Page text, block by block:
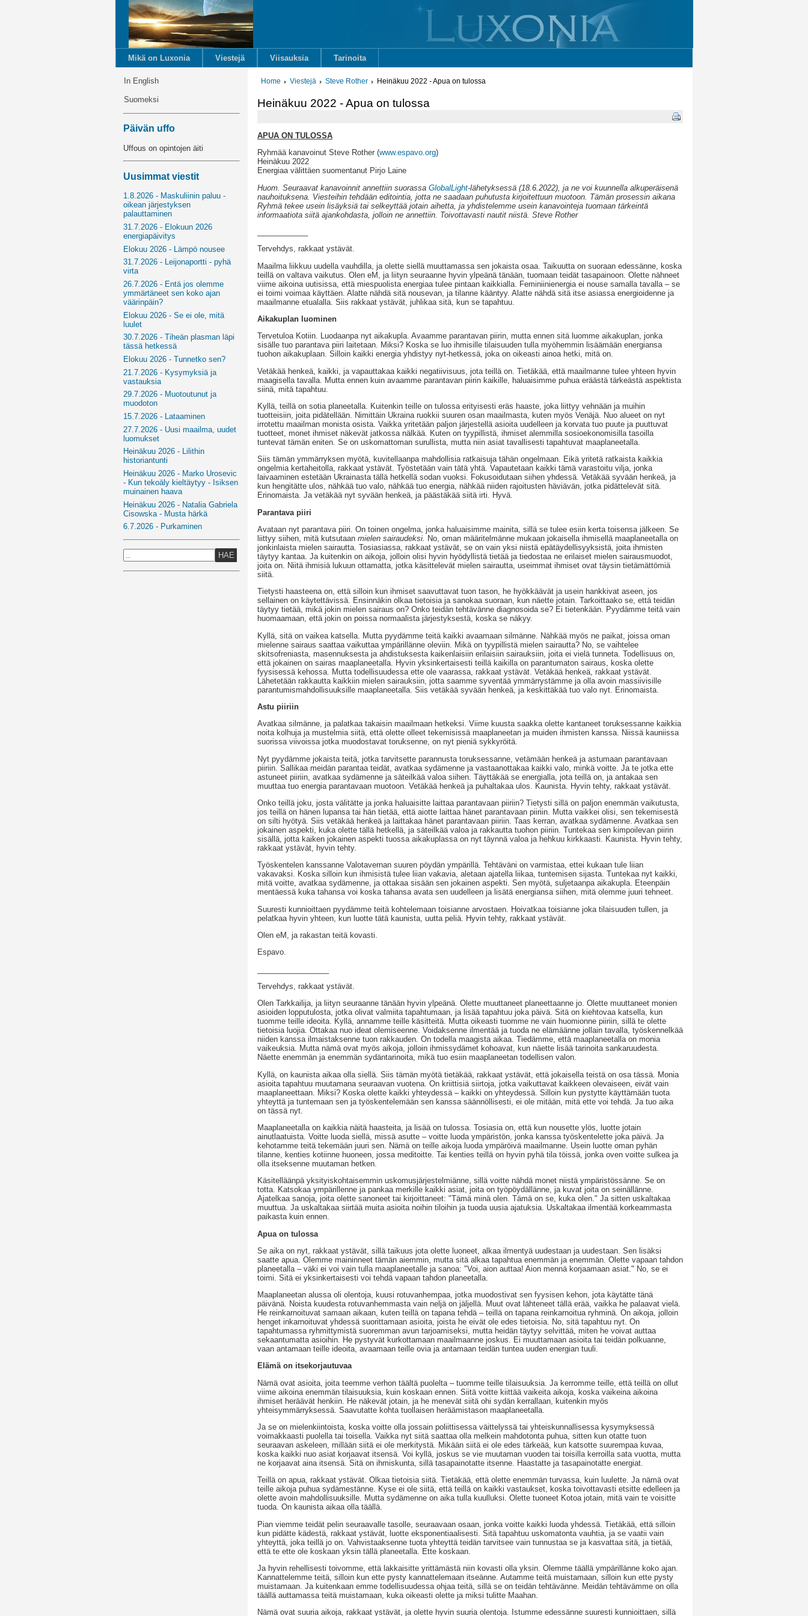
Mikä on Luxonia Viestejä Viisauksia Tarinoita
In English
Suomeksi
Päivän uffo
Uffous on opintojen äiti
Uusimmat viestit
1.8.2026 - Maskuliinin paluu -
oikean järjestyksen
palauttaminen
31.7.2026 - Elokuun 2026
energiapäivitys
Elokuu 2026 - Lämpö nousee
31.7.2026 - Leijonaportti - pyhä
virta
26.7.2026 - Entä jos olemme
ymmärtäneet sen koko ajan
väärinpäin?
Elokuu 2026 - Se ei ole, mitä
luulet
30.7.2026 - Tiheän plasman läpi
tässä hetkessä
Elokuu 2026 - Tunnetko sen?
21.7.2026 - Kysymyksiä ja
vastauksia
29.7.2026 - Muotoutunut ja
muodoton
15.7.2026 - Lataaminen
27.7.2026 - Uusi maailma, uudet
luomukset
Heinäkuu 2026 - Lilithin
historiantunti
Heinäkuu 2026 - Marko Urosevic
- Kun tekoäly kieltäytyy - Isiksen
muinainen haava
Heinäkuu 2026 - Natalia Gabriela
Cisowska - Musta härkä
6.7.2026 - Purkaminen
HAE
Home Viestejä Steve Rother Heinäkuu 2022 - Apua on tulossa
Heinäkuu 2022 - Apua on tulossa
APUA ON TULOSSA
Ryhmää kanavoinut Steve Rother (www.espavo.org)
Heinäkuu 2022
Energiaa välittäen suomentanut Pirjo Laine
Huom. Seuraavat kanavoinnit annettiin suorassa GlobalLight-lähetyksessä (18.6.2022), ja ne voi kuunnella alkuperäisenä
nauhoituksena. Viesteihin tehdään editointia, jotta ne saadaan puhutusta kirjoitettuun muotoon. Tämän prosessin aikana
Ryhmä tekee usein lisäyksiä tai selkeyttää jotain aihetta, ja yhdistelemme usein kanavointeja tuomaan tärkeintä
informaatiota siitä ajankohdasta, jolloin ne annettiin. Toivottavasti nautit niistä. Steve Rother
Tervehdys, rakkaat ystävät.
Maailma liikkuu uudella vauhdilla, ja olette siellä muuttamassa sen jokaista osaa. Taikuutta on suoraan edessänne, koska
teillä on valtava vaikutus. Olen eM, ja liityn seuraanne hyvin ylpeänä tänään, tuomaan teidät tasapainoon. Olette nähneet
viime aikoina uutisissa, että miespuolista energiaa tulee pintaan kaikkialla. Feminiinienergia ei nouse samalla tavalla – se
ei toimi voimaa käyttäen. Alatte nähdä sitä nousevan, ja tilanne kääntyy. Alatte nähdä sitä itse asiassa energioidenne ja
maailmanne etualalla. Siis rakkaat ystävät, juhlikaa sitä, kun se tapahtuu.
Aikakuplan luominen
Tervetuloa Kotiin. Luodaanpa nyt aikakupla. Avaamme parantavan piirin, mutta ennen sitä luomme aikakuplan, jonka
sisälle tuo parantava piiri laitetaan. Miksi? Koska se luo ihmisille tilaisuuden tulla myöhemmin lisäämään energiansa
tuohon aikakuplaan. Silloin kaikki energia yhdistyy nyt-hetkessä, joka on oikeasti ainoa hetki, mitä on.
Vetäkää henkeä, kaikki, ja vapauttakaa kaikki negatiivisuus, jota teillä on. Tietäkää, että maailmanne tulee yhteen hyvin
maagisella tavalla. Mutta ennen kuin avaamme parantavan piirin kaikille, haluaisimme puhua eräästä tärkeästä aspektista
siinä, mitä tapahtuu.
Kyllä, teillä on sotia planeetalla. Kuitenkin teille on tulossa erityisesti eräs haaste, joka liittyy vehnään ja muihin
tuotteisiin, joita pidätellään. Nimittäin Ukraina ruokkii suuren osan maailmasta, kuten myös Venäjä. Nuo alueet on nyt
irrotettu maailman monista osista. Vaikka yritetään paljon järjestellä asioita uudelleen ja korvata tuo puute ja puuttuvat
tuotteet, monet ihmiset näkevät jatkossa nälkää. Kuten on tyypillistä, ihmiset alemmilla sosioekonomisilla tasoilla
tuntevat tämän eniten. Se on uskomattoman surullista, mutta niin asiat tavallisesti tapahtuvat maaplaneetalla.
Siis tämän ymmärryksen myötä, kuvitellaanpa mahdollisia ratkaisuja tähän ongelmaan. Eikä yritetä ratkaista kaikkia
ongelmia kertaheitolla, rakkaat ystävät. Työstetään vain tätä yhtä. Vapautetaan kaikki tämä varastoitu vilja, jonka
laivaaminen estetään Ukrainasta tällä hetkellä sodan vuoksi. Fokusoidutaan siihen yhdessä. Vetäkää syvään henkeä, ja
kun hengitätte ulos, nähkää tuo valo, nähkää tuo energia, nähkää niiden rajoitusten häviävän, jotka pidättelevät sitä.
Erinomaista. Ja vetäkää nyt syvään henkeä, ja päästäkää siitä irti. Hyvä.
Parantava piiri
Avataan nyt parantava piiri. On toinen ongelma, jonka haluaisimme mainita, sillä se tulee esiin kerta toisensa jälkeen. Se
liittyy siihen, mitä kutsutaan mielen sairaudeksi.
No, oman määritelmänne mukaan jokaisella ihmisellä maaplaneetalla on
jonkinlaista mielen sairautta. Tosiasiassa, rakkaat ystävät, se on vain yksi niistä epätäydellisyyksistä, joita ihmisten
täytyy kantaa. Ja kuitenkin on aikoja, jolloin olisi hyvin hyödyllistä tietää ja tiedostaa ne erilaiset mielen sairausmuodot,
joita on. Niitä ihmisiä lukuun ottamatta, jotka käsittelevät mielen sairautta, useimmat ihmiset ovat täysin tietämättömiä
siitä.
Tietysti haasteena on, että silloin kun ihmiset saavuttavat tuon tason, he hyökkäävät ja usein hankkivat aseen, jos
sellainen on käytettävissä. Ensinnäkin olkaa tietoisia ja sanokaa suoraan, kun näette jotain. Tarkoittaako se, että teidän
täytyy tietää, mikä jokin mielen sairaus on? Onko teidän tehtävänne diagnosoida se? Ei tietenkään. Pyydämme teitä vain
huomaamaan, että jokin on poissa normaalista järjestyksestä, koska se näkyy.
Kyllä, sitä on vaikea katsella. Mutta pyydämme teitä kaikki avaamaan silmänne. Nähkää myös ne paikat, joissa oman
mielenne sairaus saattaa vaikuttaa ympärillänne oleviin. Mikä on tyypillistä mielen sairautta? No, se vaihtelee
skitsofreniasta, masennuksesta ja ahdistuksesta kaikenlaisiin erilaisiin sairauksiin, joita ei vielä tunneta. Todellisuus on,
että jokainen on sairas maaplaneetalla. Hyvin yksinkertaisesti teillä kaikilla on parantumaton sairaus, koska olette
fyysisessä kehossa. Mutta todellisuudessa ette ole vaarassa, rakkaat ystävät. Vetäkää henkeä, rakkaat ystävät.
Lähetetään rakkautta kaikkiin mielen sairauksiin, jotta saamme syventää ymmärrystämme ja olla avoin massiivisille
parantumismahdollisuuksille maaplaneetalla. Siis vetäkää syvään henkeä, ja keskittäkää tuo valo nyt. Erinomaista.
Astu piiriin
Avatkaa silmänne, ja palatkaa takaisin maailmaan hetkeksi. Viime kuusta saakka olette kantaneet toruksessanne kaikkia
noita kolhuja ja mustelmia siitä, että olette olleet tekemisissä maaplaneetan ja muiden ihmisten kanssa. Niissä kauniissa
suorissa viivoissa jotka muodostavat toruksenne, on nyt pieniä sykkyröitä.
Nyt pyydämme jokaista teitä, jotka tarvitsette parannusta toruksessanne, vetämään henkeä ja astumaan parantavaan
piiriin. Sallikaa meidän parantaa teidät, avatkaa sydämenne ja vastaanottakaa kaikki valo, minkä voitte. Ja te jotka ette
astuneet piiriin, avatkaa sydämenne ja säteilkää valoa siihen. Täyttäkää se energialla, jota teillä on, ja antakaa sen
muuttaa tuo energia parantavaan muotoon. Vetäkää henkeä ja puhaltakaa ulos. Kaunista. Hyvin tehty, rakkaat ystävät.
Onko teillä joku, josta välitätte ja jonka haluaisitte laittaa parantavaan piiriin? Tietysti sillä on paljon enemmän vaikutusta,
jos teillä on hänen lupansa tai hän tietää, että aiotte laittaa hänet parantavaan piiriin. Mutta vaikkei olisi, sen tekemisestä
on silti hyötyä. Siis vetäkää henkeä ja laittakaa hänet parantavaan piiriin. Taas kerran, avatkaa sydämenne. Avatkaa sen
jokainen aspekti, kuka olette tällä hetkellä, ja säteilkää valoa ja rakkautta tuohon piiriin. Tuntekaa sen kimpoilevan piirin
sisällä, jotta kaiken jokainen aspekti tuossa aikakuplassa on nyt täynnä valoa ja hehkuu kirkkaasti. Kaunista. Hyvin tehty,
rakkaat ystävät, hyvin tehty.
Työskentelen kanssanne Valotavernan suuren pöydän ympärillä. Tehtäväni on varmistaa, ettei kukaan tule liian
vakavaksi. Koska silloin kun ihmisistä tulee liian vakavia, aletaan ajatella liikaa, tuntemisen sijasta. Tuntekaa nyt kaikki,
mitä voitte, avatkaa sydämenne, ja ottakaa sisään sen jokainen aspekti. Sen myötä, suljetaanpa aikakupla. Eteenpäin
mentäessä kuka tahansa voi koska tahansa avata sen uudelleen ja lisätä energiansa siihen, mitä olemme juuri tehneet.
Suuresti kunnioittaen pyydämme teitä kohtelemaan toisianne arvostaen. Hoivatkaa toisianne joka tilaisuuden tullen, ja
pelatkaa hyvin yhteen, kun luotte tätä kaunista, uutta peliä. Hyvin tehty, rakkaat ystävät.
Olen eM, ja rakastan teitä kovasti.
Espavo.
Tervehdys, rakkaat ystävät.
Olen Tarkkailija, ja liityn seuraanne tänään hyvin ylpeänä. Olette muuttaneet planeettaanne jo. Olette muuttaneet monien
asioiden lopputulosta, jotka olivat valmiita tapahtumaan, ja lisää tapahtuu joka päivä. Sitä on kiehtovaa katsella, kun
tuomme teille ideoita. Kyllä, annamme teille käsitteitä. Mutta oikeasti tuomme ne vain huomionne piiriin, sillä te olette
tietoisia luojia. Ottakaa nuo ideat olemiseenne. Voidaksenne ilmentää ja tuoda ne elämäänne jollain tavalla, työskennelkää
niiden kanssa ilmaistaksenne tuon rakkauden. On todella maagista aikaa. Tiedämme, että maaplaneetalla on monia
vaikeuksia. Mutta nämä ovat myös aikoja, jolloin ihmissydämet kohoavat, kun näette lisää tarinoita sankaruudesta.
Näette enemmän ja enemmän sydäntarinoita, mikä tuo esiin maaplaneetan todellisen valon.
Kyllä, on kaunista aikaa olla siellä. Siis tämän myötä tietäkää, rakkaat ystävät, että jokaisella teistä on osa tässä. Monia
asioita tapahtuu muutamana seuraavan vuotena. On kriittisiä siirtoja, jotka vaikuttavat kaikkeen olevaiseen, eivät vain
maaplaneettaan. Miksi? Koska olette kaikki yhteydessä – kaikki on yhteydessä. Silloin kun pystytte käyttämään tuota
yhteyttä ja tuntemaan sen ja työskentelemään sen kanssa säännöllisesti, ei ole mitään, mitä ette voi tehdä. Ja tuo aika
on tässä nyt.
Maaplaneetalla on kaikkia näitä haasteita, ja lisää on tulossa. Tosiasia on, että kun nousette ylös, luotte jotain
ainutlaatuista. Voitte luoda siellä, missä asutte – voitte luoda ympäristön, jonka kanssa työskentelette joka päivä. Ja
kehotamme teitä tekemään juuri sen. Nämä on teille aikoja luoda ympäröivä maailmanne. Usein luotte oman pyhän
tilanne, kenties kotiinne huoneen, jossa meditoitte. Tai kenties teillä on hyvin pyhä tila töissä, jonka oven voitte sulkea ja
olla itseksenne muutaman hetken.
Käsitelläänpä yksityiskohtaisemmin uskomusjärjestelmiänne, sillä voitte nähdä monet niistä ympäristössänne. Se on
totta. Katsokaa ympärillenne ja pankaa merkille kaikki asiat, joita on työpöydällänne, ja kuvat joita on seinällänne.
Ajatelkaa sanoja, joita olette sanoneet tai kirjoittaneet: "Tämä minä olen. Tämä on se, kuka olen." Ja sitten uskaltakaa
muuttua. Ja uskaltakaa siirtää muita asioita noihin tiloihin ja tuoda uusia ajatuksia. Uskaltakaa ilmentää korkeammasta
paikasta kuin ennen.
Apua on tulossa
Se aika on nyt, rakkaat ystävät, sillä taikuus jota olette luoneet, alkaa ilmentyä uudestaan ja uudestaan. Sen lisäksi
saatte apua. Olemme maininneet tämän aiemmin, mutta sitä alkaa tapahtua enemmän ja enemmän. Olette vapaan tahdon
planeetalla – väki ei voi vain tulla maaplaneetalle ja sanoa: "Voi, aion auttaa! Aion mennä korjaamaan asiat." No, se ei
toimi. Sitä ei yksinkertaisesti voi tehdä vapaan tahdon planeetalla.
Maaplaneetan alussa oli olentoja, kuusi rotuvanhempaa, jotka muodostivat sen fyysisen kehon, jota käytätte tänä
päivänä. Noista kuudesta rotuvanhemmasta vain neljä on jäljellä. Muut ovat lähteneet tällä erää, vaikka he palaavat vielä.
He reinkarnoituvat samaan aikaan, kuten teillä on tapana tehdä – teillä on tapana reinkarnoitua ryhminä. On aikoja, jolloin
henget inkarnoituvat yhdessä suorittamaan asioita, joista he eivät ole edes tietoisia. No, sitä tapahtuu nyt. On
tapahtumassa ryhmittymistä suoremman avun tarjoamiseksi, mutta heidän täytyy selvittää, miten he voivat auttaa
sekaantumatta asioihin. He pystyvät kurkottamaan maailmaanne joskus. Ei muuttamaan asioita tai teidän polkuanne,
vaan antamaan teille ideoita, avaamaan teille ovia ja antamaan teidän tuntea uuden energian tuuli.
Elämä on itsekorjautuvaa
Nämä ovat asioita, joita teemme verhon täältä puolelta – tuomme teille tilaisuuksia. Ja kerromme teille, että teillä on ollut
viime aikoina enemmän tilaisuuksia, kuin koskaan ennen. Siitä voitte kiittää vaikeita aikoja, koska vaikeina aikoina
ihmiset heräävät henkiin. He näkevät jotain, ja he menevät siitä ohi sydän kerrallaan, kuitenkin myös
yhteisymmärryksessä. Saavutatte kohta tuollaisen heräämistason maaplaneetalla.
Ja se on mielenkiintoista, koska voitte olla jossain poliittisessa väittelyssä tai yhteiskunnallisessa kysymyksessä
voimakkaasti puolella tai toisella. Vaikka nyt siitä saattaa olla melkein mahdotonta puhua, sitten kun otatte tuon
seuraavan askeleen, millään siitä ei ole merkitystä. Mikään siitä ei ole edes tärkeää, kun katsotte suurempaa kuvaa,
koska kaikki nuo asiat korjaavat itsensä. Voi kyllä, joskus se vie muutaman vuoden tai toisilla kerroilla sata vuotta, mutta
ne korjaavat aina itsensä. Sitä on ihmiskunta, sillä tasapainotatte itsenne. Haastatte ja tasapainotatte energiat.
Teillä on apua, rakkaat ystävät. Olkaa tietoisia siitä. Tietäkää, että olette enemmän turvassa, kuin luulette. Ja nämä ovat
teille aikoja puhua sydämestänne. Kyse ei ole siitä, että teillä on kaikki vastaukset, koska toivottavasti etsitte edelleen ja
olette avoin mahdollisuuksille. Mutta sydämenne on aika tulla kuulluksi. Olette tuoneet Kotoa jotain, mitä vain te voisitte
tuoda. On kaunista aikaa olla täällä.
Pian viemme teidät pelin seuraavalle tasolle, seuraavaan osaan, jonka voitte kaikki luoda yhdessä. Tietäkää, että silloin
kun pidätte kädestä, rakkaat ystävät, luotte eksponentiaalisesti. Sitä tapahtuu uskomatonta vauhtia, ja se vaatii vain
yhteyttä, joka teillä jo on. Vahvistaaksenne tuota yhteyttä teidän tarvitsee vain tunnustaa se ja kasvattaa sitä, ja tietää,
että te ette ole koskaan yksin tällä planeetalla. Ette koskaan.
Ja hyvin rehellisesti toivomme, että lakkaisitte yrittämästä niin kovasti olla yksin. Olemme täällä ympärillänne koko ajan.
Kannattelemme teitä, silloin kun ette pysty kannattelemaan itseänne. Autamme teitä muistamaan, silloin kun ette pysty
muistamaan. Ja kuitenkaan emme todellisuudessa ohjaa teitä, sillä se on teidän tehtävänne. Meidän tehtävämme on olla
täällä auttamassa teitä muistamaan, kuka oikeasti olette ja miksi tulitte Maahan.
Nämä ovat suuria aikoja, rakkaat ystävät, ja olette hyvin suuria olentoja. Istumme edessänne suuresti kunnioittaen, sillä